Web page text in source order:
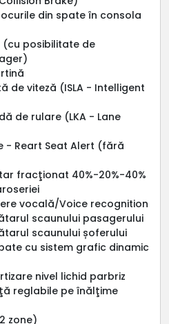
din spate în consola
posibilitate de
de viteză (ISLA - Intelligent
de rulare (LKA - Lane
- Reart Seat Alert (fără
fracţionat 40%-20%-40%
vocală/Voice recognition
scaunului pasagerului
scaunului șoferului
cu sistem grafic dinamic
nivel lichid parbriz
reglabile pe înălţime
zone)